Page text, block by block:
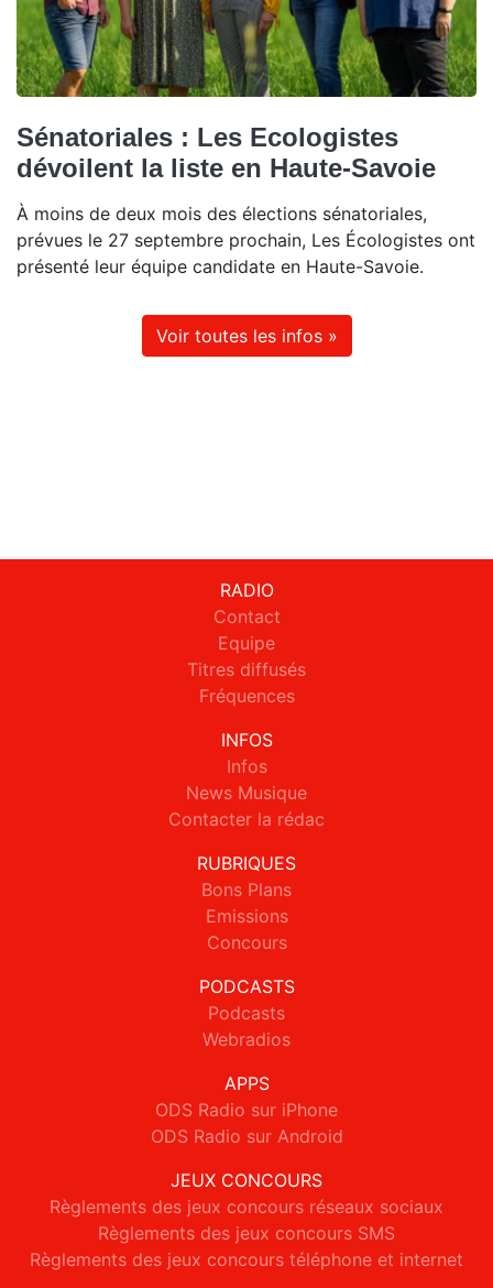
Sénatoriales : Les Ecologistes
dévoilent la liste en Haute-Savoie
À moins de deux mois des élections sénatoriales,
prévues le 27 septembre prochain, Les Écologistes ont
présenté leur équipe candidate en Haute-Savoie.
Voir toutes les infos »
RADIO
Contact
Equipe
Titres diffusés
Fréquences
INFOS
Infos
News Musique
Contacter la rédac
RUBRIQUES
Bons Plans
Emissions
Concours
PODCASTS
Podcasts
Webradios
APPS
ODS Radio sur iPhone
ODS Radio sur Android
JEUX CONCOURS
Règlements des jeux concours réseaux sociaux
Règlements des jeux concours SMS
Règlements des jeux concours téléphone et internet